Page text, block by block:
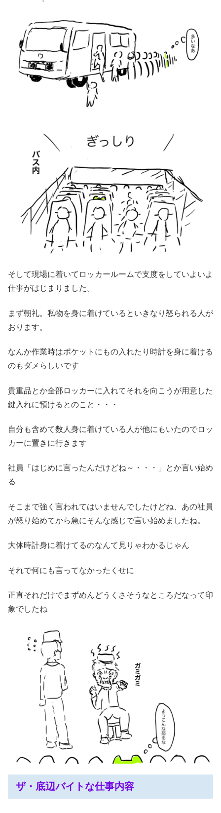
そして現場に着いてロッカールームで支度をしていよいよ
仕事がはじまりました。
まず朝礼。私物を身に着けているといきなり怒られる人が
おります。
なんか作業時はポケットにもの入れたり時計を身に着ける
のもダメらしいです
貴重品とか全部ロッカーに入れてそれを向こうが用意した
鍵入れに預けるとのこと・・・
自分も含めて数人身に着けている人が他にもいたのでロッ
カーに置きに行きます
社員「はじめに言ったんだけどね～・・・」とか言い始め
る
そこまで強く言われてはいませんでしたけどね、あの社員
が怒り始めてから急にそんな感じで言い始めましたね。
大体時計身に着けてるのなんて見りゃわかるじゃん
それで何にも言ってなかったくせに
正直それだけでまずめんどうくさそうなところだなって印
象でしたね
ザ・底辺バイトな仕事内容